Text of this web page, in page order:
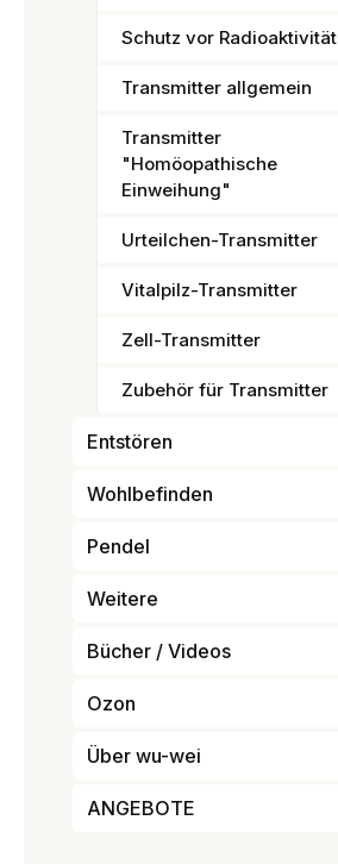
Schutz vor Radioaktivität
Transmitter allgemein
Transmitter
"Homöopathische
Einweihung"
Urteilchen-Transmitter
Vitalpilz-Transmitter
Zell-Transmitter
Zubehör für Transmitter
Entstören
Wohlbefinden
Pendel
Weitere
Bücher / Videos
Ozon
Über wu-wei
ANGEBOTE